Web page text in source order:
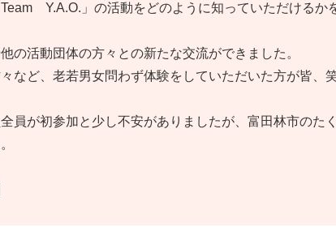
Y.A.O.」の活動をどのように知っていただけるか
の活動団体の方々との新たな交流ができました。
など、老若男女問わず体験をしていただいた方が皆、
員が初参加と少し不安がありましたが、富田林市のた